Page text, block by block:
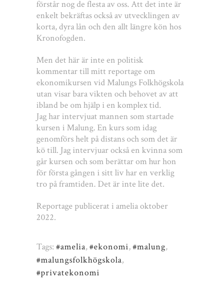
förstår nog de flesta av oss. Att det inte är
enkelt bekräftas också av utvecklingen av
korta, dyra lån och den allt längre kön hos
Kronofogden.
Men det här är inte en politisk
kommentar till mitt reportage om
ekonomikursen vid Malungs Folkhögskola
utan visar bara vikten och behovet av att
ibland be om hjälp i en komplex tid.
Jag har intervjuat mannen som startade
kursen i Malung. En kurs som idag
genomförs helt på distans och som det är
kö till. Jag intervjuar också en kvinna som
går kursen och som berättar om hur hon
för första gången i sitt liv har en verklig
tro på framtiden. Det är inte lite det.
Reportage publicerat i amelia oktober
2022.
Tags: #amelia,#ekonomi,#malung,
#malungsfolkhögskola,
#privatekonomi